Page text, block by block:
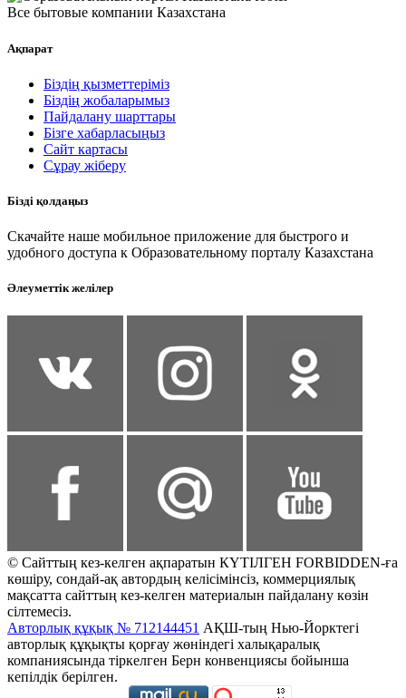
Все бытовые компании Казахстана
Ақпарат
Біздің қызметтеріміз
Біздің жобаларымыз
Пайдалану шарттары
Бізге хабарласыңыз
Сайт картасы
Сұрау жіберу
Бізді қолдаңыз
Скачайте наше мобильное приложение для быстрого и
удобного доступа к Образовательному порталу Казахстана
Әлеуметтік желілер
© Сайттың кез-келген ақпаратын КҮТІЛГЕН FORBIDDEN-ға
көшіру, сондай-ақ автордың келісімінсіз, коммерциялық
мақсатта сайттың кез-келген материалын пайдалану көзін
сілтемесіз.
Авторлық құқық № 712144451 АҚШ-тың Нью-Йорктегі
авторлық құқықты қорғау жөніндегі халықаралық
компаниясында тіркелген Берн конвенциясы бойынша
кепілдік берілген.